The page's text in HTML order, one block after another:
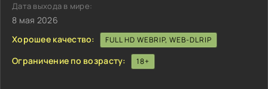
Дата выхода в мире:
8 мая 2026
Хорошее качество:
FULL HD WEBRIP, WEB-DLRIP
Ограничение по возрасту: 18+